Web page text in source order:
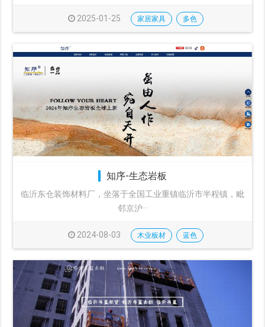
2025-01-25 家居家具 多色
知序-生态岩板
临沂东仓装饰材料厂，坐落于全国工业重镇临沂市半程镇，毗
邻京沪···
2024-08-03 木业板材 蓝色